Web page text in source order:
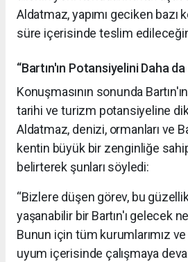
Aldatmaz, yapımı geciken bazı
süre içerisinde teslim
“Bartın'ın Potansiyelini Daha
Konuşmasının sonunda
tarihi ve turizm potansiyeline
Aldatmaz, denizi, ormanları ve
kentin büyük bir zenginliğe
belirterek şunları söyledi:
“Bizlere düşen görev, bu
yaşanabilir bir Bartın'ı gelecek
Bunun için tüm kurumlarımız ve
uyum içerisinde çalışmaya